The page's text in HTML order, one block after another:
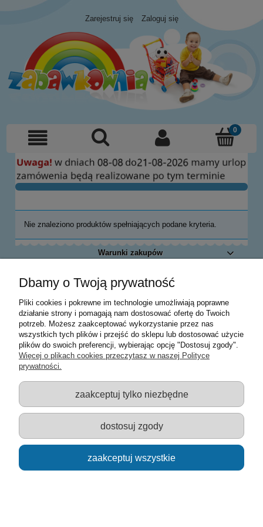
Zarejestruj się Zaloguj się
Nie znaleziono produktów spełniających podane kryteria.
Warunki zakupów
Moje konto
Informacje o sklepie
Sklep z zabawkami Łódź :: Hurownia zabawek :: Zabawki
edukacyjne :: Zestawy artystyczne :: Zabawki :: samochody Welly
:: Zabawkownia :: zabawki dla dzieci :: Lalki :: Klocki :: Artykuły
szkolne ::
pokaż pełną wersję strony
Dbamy o Twoją prywatność
Pliki cookies i pokrewne im technologie umożliwiają poprawne
działanie strony i pomagają nam dostosować ofertę do Twoich
potrzeb. Możesz zaakceptować wykorzystanie przez nas
wszystkich tych plików i przejść do sklepu lub dostosować użycie
plików do swoich preferencji, wybierając opcję "Dostosuj zgody".
Więcej o plikach cookies przeczytasz w naszej Polityce
prywatności.
zaakceptuj tylko niezbędne
dostosuj zgody
zaakceptuj wszystkie